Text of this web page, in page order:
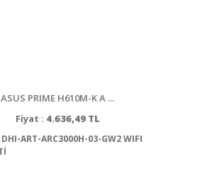
ASUS PRIME H610M-K A ...
Fiyat : 4.636,49 TL